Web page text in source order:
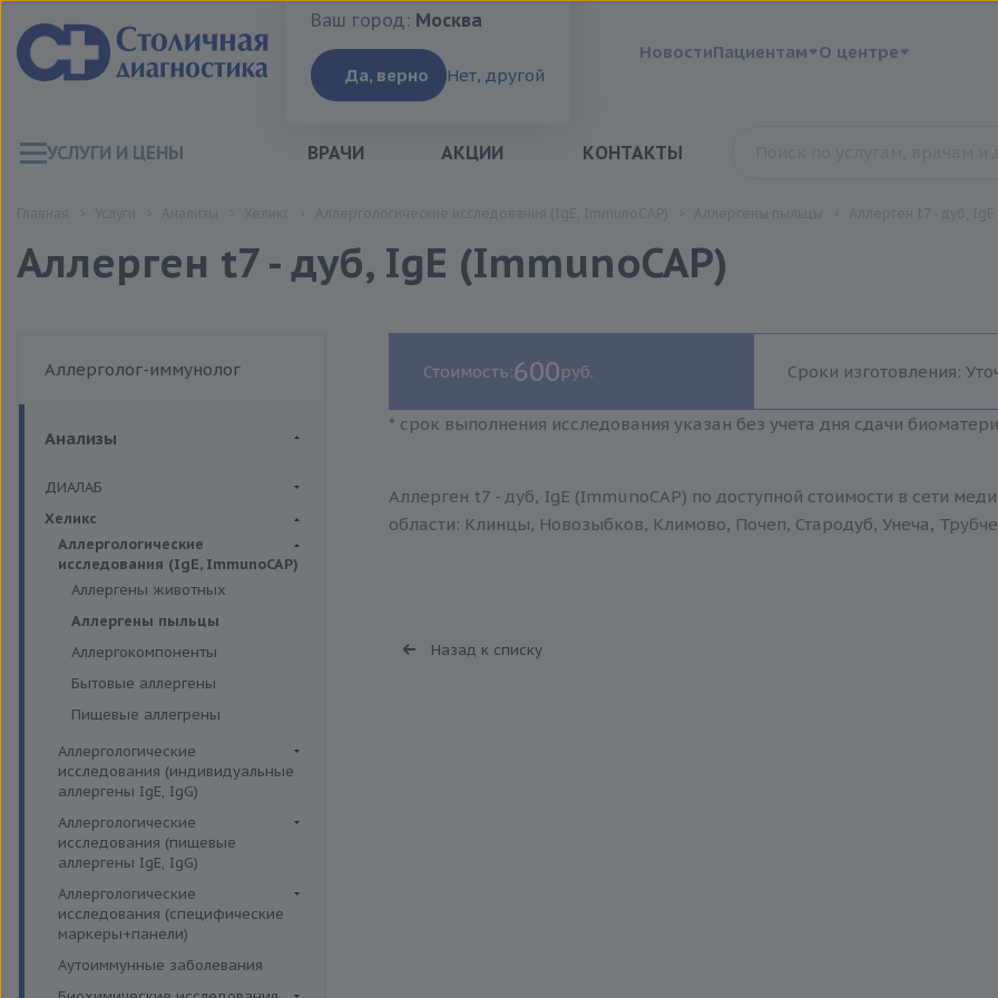
Ваш город:Москва
Ваш город: Москва
Да, верно Нет, другой
НовостиПациентам О центре
УСЛУГИ И ЦЕНЫ ВРАЧИ АКЦИИ КОНТАКТЫ
Аллерген t7 - дуб, IgE (ImmunoCAP)
Аллерголог-иммунолог
Анализы
ДИАЛАБ
Биохимия крови
Хеликс
Аллергологические
исследования (IgE, ImmunoCAP)
Аллергены животных
Аллергены пыльцы
Аллергокомпоненты
Бытовые аллергены
Пищевые аллегрены
Аллергологические
исследования (индивидуальные
аллергены IgE, IgG)
Аллергены гельминтов IgE
Аллергены деревьев IgE, IgG
Аллергены металлов IgE
Аллергены сорных трав IgE
Аллергены трав IgE
Аллергологические
исследования (пищевые
аллергены IgE, IgG)
Пищевые аллегрены IgE
Пищевые аллегрены IgG
Аллергологические
исследования (специфические
маркеры+панели)
Неспецифические маркеры
аллергических реакций
Аутоиммунные заболевания
Стоимость:600руб. Сроки изготовления:
* срок выполнения исследования указан без учета дня сдачи
Аллерген t7 - дуб, IgE (ImmunoCAP) по доступной стоимости в сети
области: Клинцы, Новозыбков, Климово, Почеп, Стародуб, Унеча,
Назад к списку